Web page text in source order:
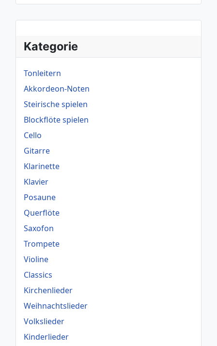
Kategorie
Tonleitern
Akkordeon-Noten
Steirische spielen
Blockflöte spielen
Cello
Gitarre
Klarinette
Klavier
Posaune
Querflöte
Saxofon
Trompete
Violine
Classics
Kirchenlieder
Weihnachtslieder
Volkslieder
Kinderlieder